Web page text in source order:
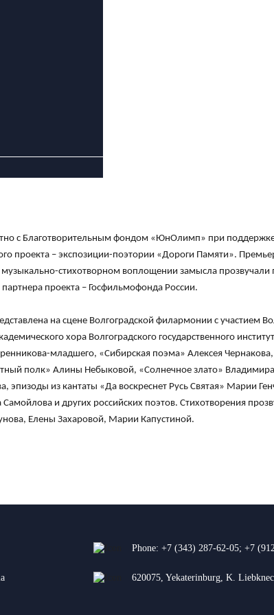
с Благотворительным фондом «ЮнОлимп» при
проекта – экспозиции-поэтории «Дороги Памяти».
стихотворном воплощении замысла прозвучали
проекта – Госфильмофонда России.
на сцене Волгоградской филармонии с участием
хора Волгоградского государственного
младшего, «Сибирская поэма» Алексея
полк» Алины Небыковой, «Солнечное злато»
эпизоды из кантаты «Да воскреснет Русь Святая» Марии
и других российских поэтов. Стихотворения
Елены Захаровой, Марии Капустиной.
Phone: +7 (343) 287-62-05; +7
620075, Yekaterinburg, K.